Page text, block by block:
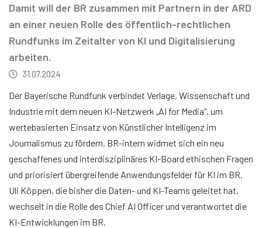
Damit will der BR zusammen mit Partnern in der ARD
an einer neuen Rolle des öffentlich-rechtlichen
Rundfunks im Zeitalter von KI und Digitalisierung
arbeiten.
31.07.2024
Der Bayerische Rundfunk verbindet Verlage, Wissenschaft und
Industrie mit dem neuen KI-Netzwerk „AI for Media“, um
wertebasierten Einsatz von Künstlicher Intelligenz im
Journalismus zu fördern. BR-intern widmet sich ein neu
geschaffenes und interdisziplinäres KI-Board ethischen Fragen
und priorisiert übergreifende Anwendungsfelder für KI im BR.
Uli Köppen, die bisher die Daten- und KI-Teams geleitet hat,
wechselt in die Rolle des Chief AI Officer und verantwortet die
KI-Entwicklungen im BR.